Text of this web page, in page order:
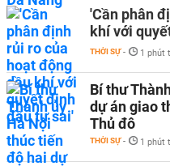
'Cần phân
khí với
THỜI SỰ - 1 phút
Bí thư
dự án giao
Thủ đô
THỜI SỰ - 1 phút